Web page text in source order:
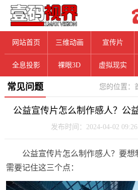
网站首页 三维动画 宣传片
全息投影 裸眼3D 虚拟现实
您的位置：
常见问题
公益宣传片怎么制作感人？公
发布时间：2024-04-02
公益宣传片怎么制作感人？要
需要记住这三个点：